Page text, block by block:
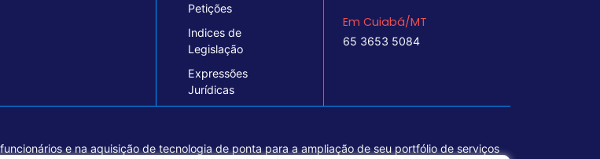
Petições
Indices de
Legislação
Expressões
Jurídicas
Em Cuiabá/MT
65 3653 5084
e na aquisição de tecnologia de ponta para a ampliação de seu portfólio de serviços